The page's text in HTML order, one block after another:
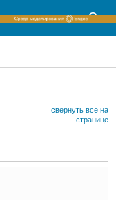
свернуть все на
странице